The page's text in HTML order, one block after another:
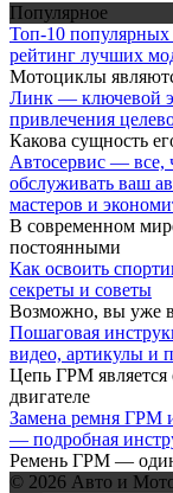
Популярное
Топ-10
рейтинг лучших
Мотоциклы
Линк — ключевой
привлечения
Какова сущность
Автосервис — все,
обслуживать ваш
мастеров и
В современном
постоянными
Как освоить
секреты и советы
Возможно, вы уже
Пошаговая
видео, артикулы и
Цепь ГРМ является
двигателе
Замена ремня ГРМ
— подробная
Ремень ГРМ — один
© 2026 Авто и